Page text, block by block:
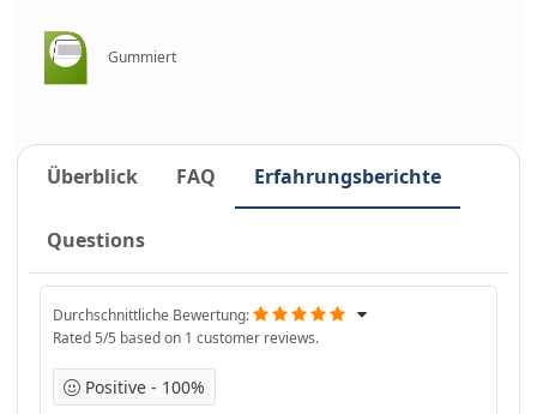
Gummiert
Überblick FAQ Erfahrungsberichte
Questions
Durchschnittliche Bewertung
Rated5/5 based on 1 customer reviews.
Positive 100%